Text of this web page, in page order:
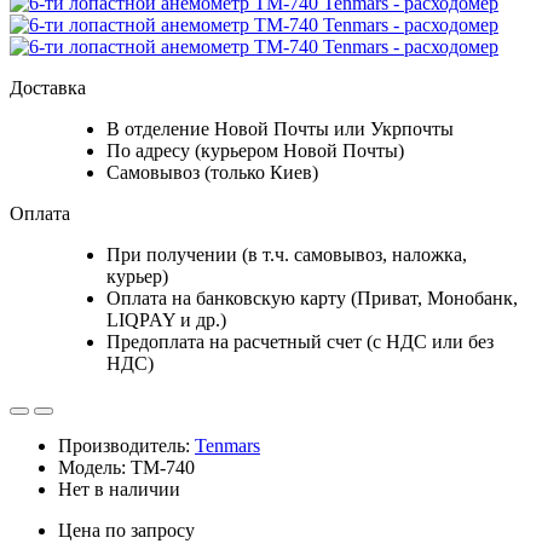
Доставка
В отделение Новой Почты или Укрпочты
По адресу (курьером Новой Почты)
Самовывоз (только Киев)
Оплата
При получении (в т.ч. самовывоз, наложка,
курьер)
Оплата на банковскую карту (Приват, Монобанк,
LIQPAY и др.)
Предоплата на расчетный счет (с НДС или без
НДС)
Производитель: Tenmars
Модель: TM-740
Нет в наличии
Цена по запросу